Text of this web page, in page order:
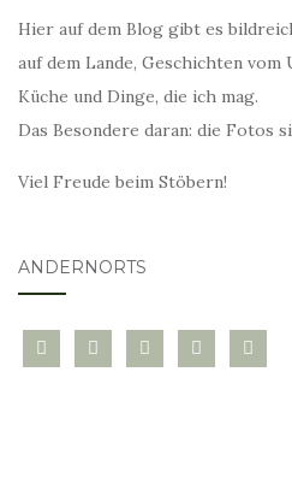
Hier auf dem Blog gibt es
auf dem Lande, Geschichten
Küche und Dinge, die ich mag.
Das Besondere daran: die Fotos
Viel Freude beim Stöbern!
ANDERNORTS
bloglovininstagramtwitter pinterest
mail